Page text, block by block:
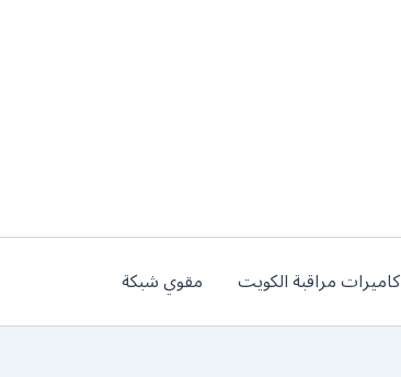
كاميرات مراقبة الكويت مقوي شبكة